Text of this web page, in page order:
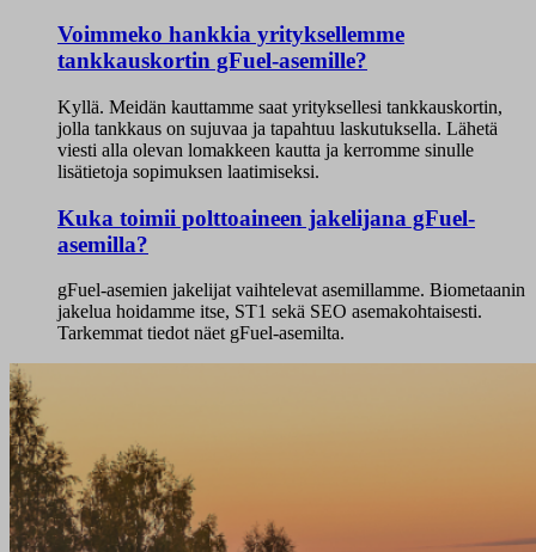
Voimmeko hankkia yrityksellemme
tankkauskortin gFuel-asemille?
Kyllä. Meidän kauttamme saat yrityksellesi tankkauskortin,
jolla tankkaus on sujuvaa ja tapahtuu laskutuksella. Lähetä
viesti alla olevan lomakkeen kautta ja kerromme sinulle
lisätietoja sopimuksen laatimiseksi.
Kuka toimii polttoaineen jakelijana gFuel-
asemilla?
gFuel-asemien jakelijat vaihtelevat asemillamme. Biometaanin
jakelua hoidamme itse, ST1 sekä SEO asemakohtaisesti.
Tarkemmat tiedot näet gFuel-asemilta.